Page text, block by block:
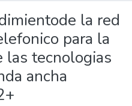
la red
para la
las tecnologias
ancha